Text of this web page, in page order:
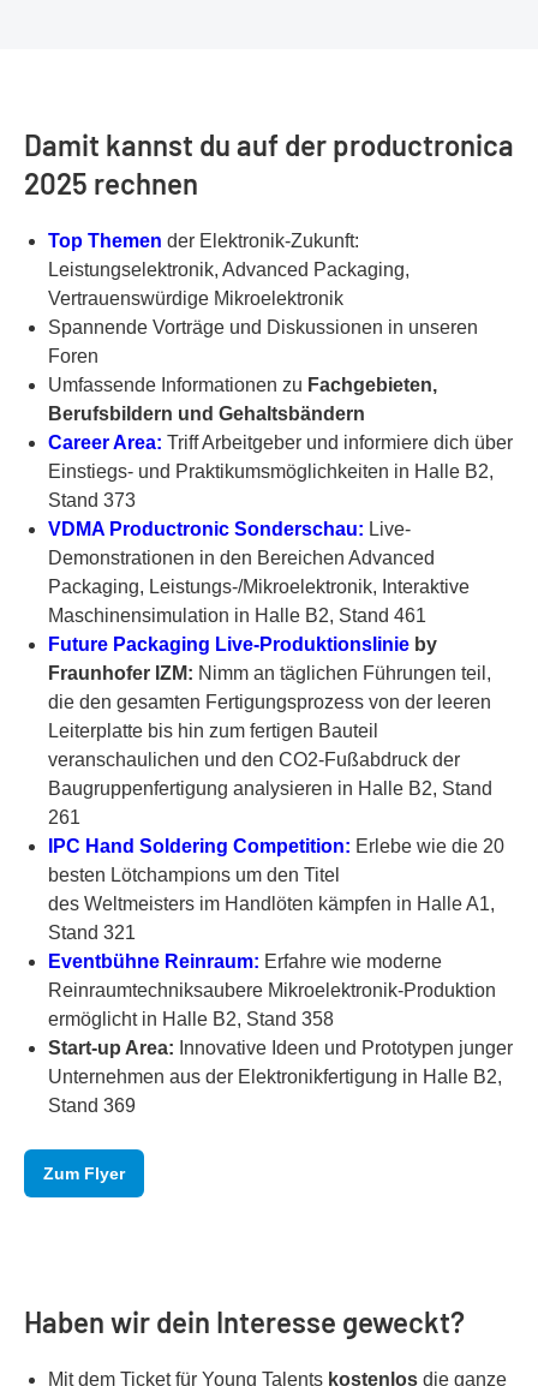
Damit kannst du auf der productronica
2025 rechnen
Top Themen der Elektronik-Zukunft:
Leistungselektronik, Advanced Packaging,
Vertrauenswürdige Mikroelektronik
Spannende Vorträge und Diskussionen in unseren
Foren
Umfassende Informationen zu Fachgebieten,
Berufsbildern und Gehaltsbändern
Career Area: Triff Arbeitgeber und informiere dich über
Einstiegs- und Praktikumsmöglichkeiten in Halle B2,
Stand 373
VDMA Productronic Sonderschau: Live-
Demonstrationen in den Bereichen Advanced
Packaging, Leistungs-/Mikroelektronik, Interaktive
Maschinensimulation in Halle B2, Stand 461
Future Packaging Live-Produktionslinie by
Fraunhofer IZM: Nimm an täglichen Führungen teil,
die den gesamten Fertigungsprozess von der leeren
Leiterplatte bis hin zum fertigen Bauteil
veranschaulichen und den CO2-Fußabdruck der
Baugruppenfertigung analysieren in Halle B2, Stand
261
IPC Hand Soldering Competition: Erlebe wie die 20
besten Lötchampions um den Titel
des Weltmeisters im Handlöten kämpfen in Halle A1,
Stand 321
Eventbühne Reinraum: Erfahre wie moderne
Reinraumtechniksaubere Mikroelektronik-Produktion
ermöglicht in Halle B2, Stand 358
Start-up Area: Innovative Ideen und Prototypen junger
Unternehmen aus der Elektronikfertigung in Halle B2,
Stand 369
Zum Flyer
Haben wir dein Interesse geweckt?
Mit dem Ticket für Young Talents kostenlos die ganze